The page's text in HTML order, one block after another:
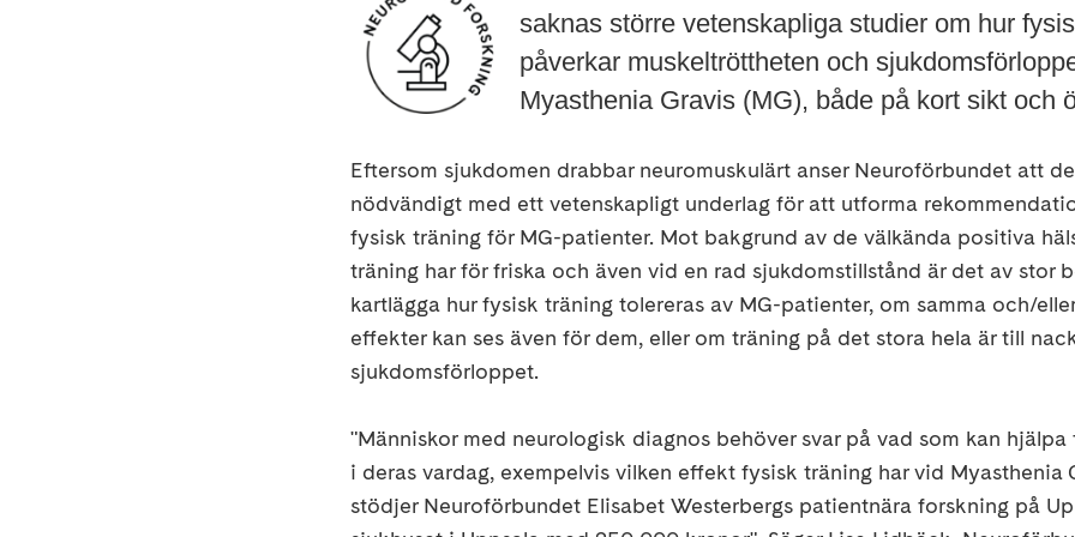
saknas större vetenskapliga studier om hur
påverkar muskeltröttheten och
Myasthenia Gravis (MG), både på kort sikt och
Eftersom sjukdomen drabbar neuromuskulärt anser Neuroförbundet att
nödvändigt med ett vetenskapligt underlag för att utforma
fysisk träning för MG-patienter. Mot bakgrund av de välkända positiva
träning har för friska och även vid en rad sjukdomstillstånd är det av stor
kartlägga hur fysisk träning tolereras av MG-patienter, om samma och/
effekter kan ses även för dem, eller om träning på det stora hela är till
sjukdomsförloppet.
"Människor med neurologisk diagnos behöver svar på vad som kan
i deras vardag, exempelvis vilken effekt fysisk träning har vid Myasthenia
stödjer Neuroförbundet Elisabet Westerbergs patientnära forskning på